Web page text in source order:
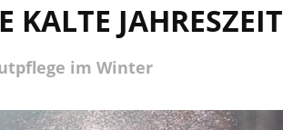
KALTE JAHRESZEIT
im Winter